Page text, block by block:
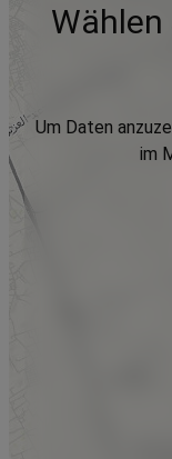
Wählen
Um Daten
im